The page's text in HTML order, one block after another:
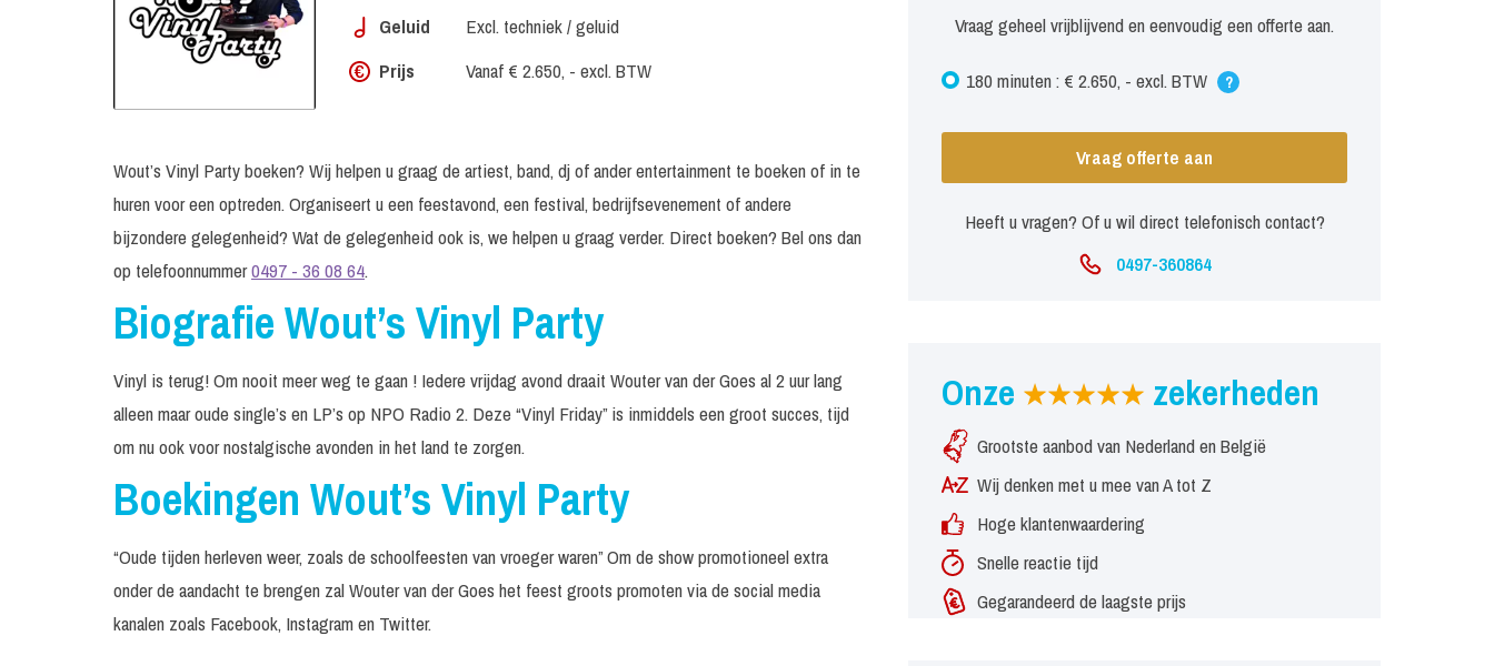
Geluid
Excl. techniek / geluid
Prijs
Vanaf € 2.650, - excl. BTW
Wout’s Vinyl Party boeken? Wij helpen u graag de artiest, band, dj of ander entertainment te boeken of in te
huren voor een optreden. Organiseert u een feestavond, een festival, bedrijfsevenement of andere
bijzondere gelegenheid? Wat de gelegenheid ook is, we helpen u graag verder. Direct boeken? Bel ons dan
op telefoonnummer0497 - 36 08 64.
Biografie Wout’s Vinyl Party
Vinyl is terug! Om nooit meer weg te gaan ! Iedere vrijdag avond draait Wouter van der Goes al 2 uur lang
alleen maar oude single’s en LP’s op NPO Radio 2. Deze “Vinyl Friday” is inmiddels een groot succes, tijd
om nu ook voor nostalgische avonden in het land te zorgen.
Boekingen Wout’s Vinyl Party
“Oude tijden herleven weer, zoals de schoolfeesten van vroeger waren” Om de show promotioneel extra
onder de aandacht te brengen zal Wouter van der Goes het feest groots promoten via de social media
kanalen zoals Facebook, Instagram en Twitter.
Vraag geheel vrijblijvend en eenvoudig een offerte aan.
180 minuten : € 2.650, - excl. BTW ?
Vraag offerte aan
Heeft u vragen? Of u wil direct telefonisch contact?
0497-360864
Onze zekerheden
Grootste aanbod van Nederland en België
Wij denken met u mee van A tot Z
Hoge klantenwaardering
Snelle reactie tijd
Gegarandeerd de laagste prijs